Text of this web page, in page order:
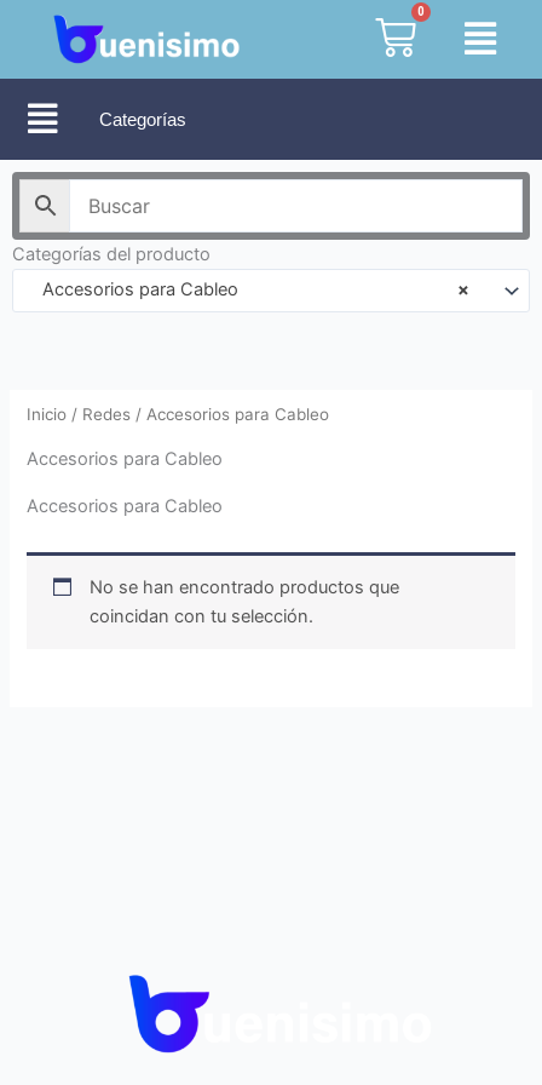
contenido
0
Cart
Categorías
Categorías del producto
×
Accesorios para Cableo
Inicio / Redes / Accesorios para Cableo
Accesorios para Cableo
Accesorios para Cableo
No se han encontrado productos que
coincidan con tu selección.